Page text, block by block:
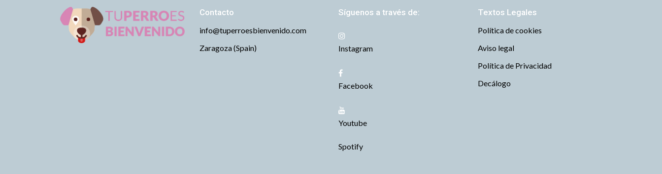
Contacto
info@tuperroesbienvenido.com
Zaragoza (Spain)
Síguenos a través de:
Instagram
Facebook
Youtube
Spotify
Textos Legales
Política de cookies
Aviso legal
Política de Privacidad
Decálogo